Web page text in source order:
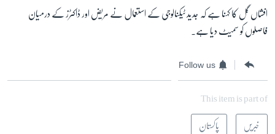
افشاں گل کا کہنا ہے کہ جدید ٹیکنالوجی کے استعمال نے مریض اور ڈاکٹرز کے درمیان
فاصلوں کو سمیٹ دیا ہے۔
Follow us
This item is part of
خبریں پاکستان